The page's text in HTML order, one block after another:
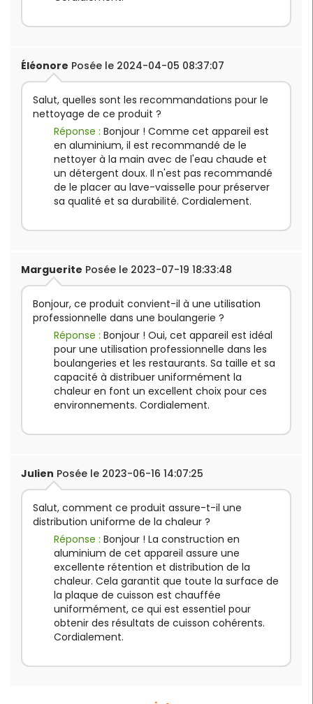
Éléonore Posée le 2024-04-05 08:37:07
Salut, quelles sont les recommandations pour le
nettoyage de ce produit ?
Réponse : Bonjour ! Comme cet appareil est
en aluminium, il est recommandé de le
nettoyer à la main avec de l'eau chaude et
un détergent doux. Il n'est pas recommandé
de le placer au lave-vaisselle pour préserver
sa qualité et sa durabilité. Cordialement.
Marguerite Posée le 2023-07-19 18:33:48
Bonjour, ce produit convient-il à une utilisation
professionnelle dans une boulangerie ?
Réponse : Bonjour ! Oui, cet appareil est idéal
pour une utilisation professionnelle dans les
boulangeries et les restaurants. Sa taille et sa
capacité à distribuer uniformément la
chaleur en font un excellent choix pour ces
environnements. Cordialement.
Julien Posée le 2023-06-16 14:07:25
Salut, comment ce produit assure-t-il une
distribution uniforme de la chaleur ?
Réponse : Bonjour ! La construction en
aluminium de cet appareil assure une
excellente rétention et distribution de la
chaleur. Cela garantit que toute la surface de
la plaque de cuisson est chauffée
uniformément, ce qui est essentiel pour
obtenir des résultats de cuisson cohérents.
Cordialement.